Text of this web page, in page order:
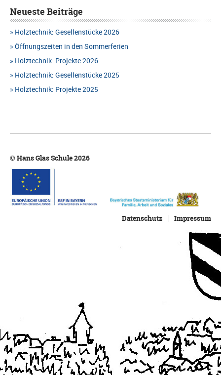
Neueste Beiträge
Holztechnik: Gesellenstücke 2026
Öffnungszeiten in den Sommerferien
Holztechnik: Projekte 2026
Holztechnik: Gesellenstücke 2025
Holztechnik: Projekte 2025
© Hans Glas Schule 2026
Datenschutz Impressum